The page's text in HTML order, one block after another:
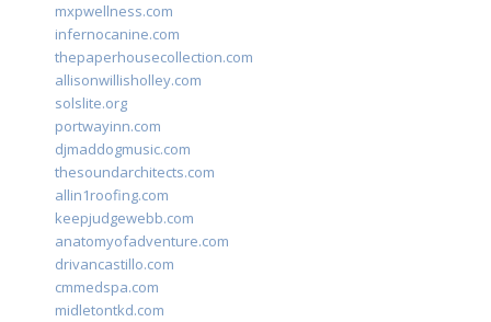
mxpwellness.com
infernocanine.com
thepaperhousecollection.com
allisonwillisholley.com
solslite.org
portwayinn.com
djmaddogmusic.com
thesoundarchitects.com
allin1roofing.com
keepjudgewebb.com
anatomyofadventure.com
drivancastillo.com
cmmedspa.com
midletontkd.com